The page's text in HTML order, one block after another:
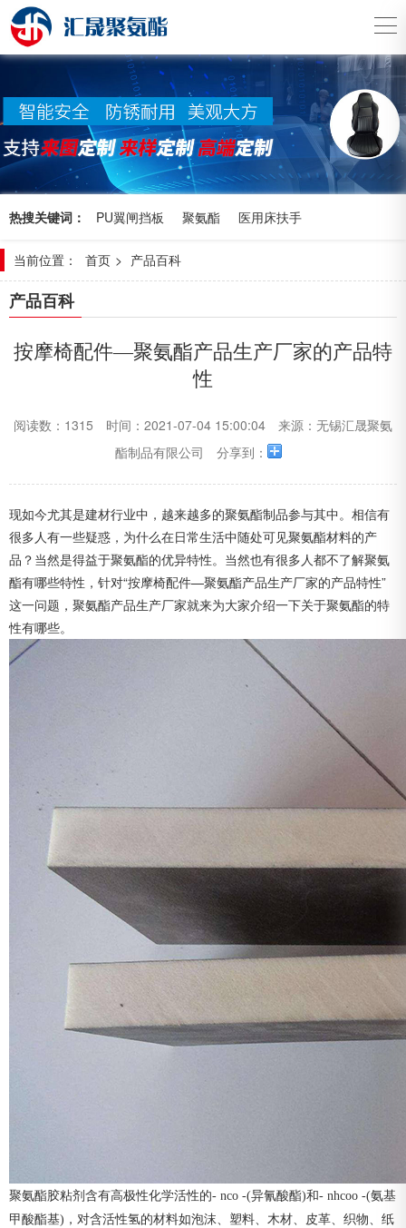
热搜关键词： PU翼闸挡板 聚氨酯 医用床扶手
当前位置： 首页 > 产品百科
产品百科
按摩椅配件—聚氨酯产品生产厂家的产品特
性
阅读数：1315 时间：2021-07-04 15:00:04
来源：无锡汇晟聚氨
酯制品有限公司
分享到：
现如今尤其是建材行业中，越来越多的聚氨酯制品参与其中。相信有
很多人有一些疑惑，为什么在日常生活中随处可见聚氨酯材料的产
品？当然是得益于聚氨酯的优异特性。当然也有很多人都不了解聚氨
酯有哪些特性，针对“按摩椅配件—聚氨酯产品生产厂家的产品特性”
这一问题， 聚氨酯产品生产厂家就来为大家介绍一下关于聚氨酯的特
性有哪些。
聚氨酯胶粘剂含有高极性化学活性的- nco -(异氰酸酯)和- nhcoo -(氨基
甲酸酯基)，对含活性氢的材料如泡沫、塑料、木材、皮革、织物、纸